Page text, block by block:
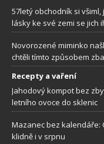
57letý obchodník si
lásky ke své zemi se jich
Novorozené miminko
chtěli tímto způsobem
Recepty a vaření
Jahodový kompot bez
letního ovoce do sklenic
Mazanec bez kalendáře:
klidně i v srpnu